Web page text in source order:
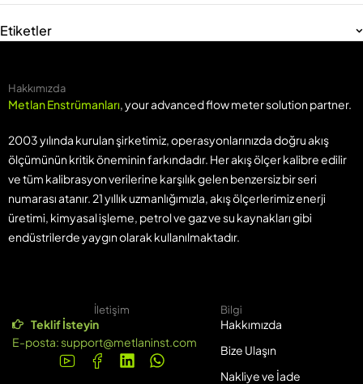
Etiketler
Hakkımızda
Metlan Enstrümanları, your advanced flow meter solution partner.
2003 yılında kurulan şirketimiz, operasyonlarınızda doğru akış
ölçümünün kritik öneminin farkındadır. Her akış ölçer kalibre edilir
ve tüm kalibrasyon verilerine karşılık gelen benzersiz bir seri
numarası atanır. 21 yıllık uzmanlığımızla, akış ölçerlerimiz enerji
üretimi, kimyasal işleme, petrol ve gaz ve su kaynakları gibi
endüstrilerde yaygın olarak kullanılmaktadır.
İletişim
Teklif İsteyin
E-posta:support@metlaninst.com
Bilgi
Hakkımızda
Bize Ulaşın
Nakliye ve İade